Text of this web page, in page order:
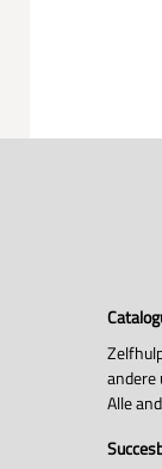
andere
Alle